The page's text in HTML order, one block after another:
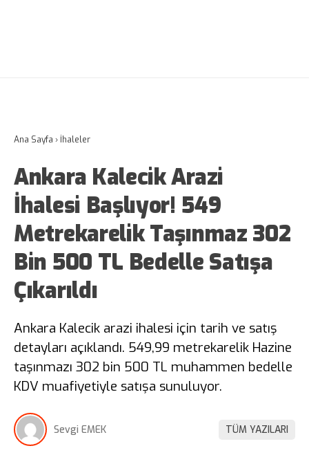
Ana Sayfa › İhaleler
Ankara Kalecik Arazi
İhalesi Başlıyor! 549
Metrekarelik Taşınmaz 302
Bin 500 TL Bedelle Satışa
Çıkarıldı
Ankara Kalecik arazi ihalesi için tarih ve satış
detayları açıklandı. 549,99 metrekarelik Hazine
taşınmazı 302 bin 500 TL muhammen bedelle
KDV muafiyetiyle satışa sunuluyor.
Sevgi EMEK TÜM YAZILARI